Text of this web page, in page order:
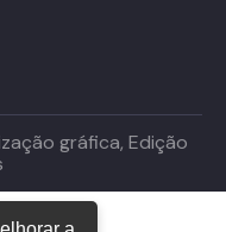
gráfica, Edição